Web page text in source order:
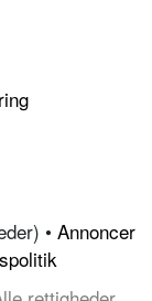
• Annoncer